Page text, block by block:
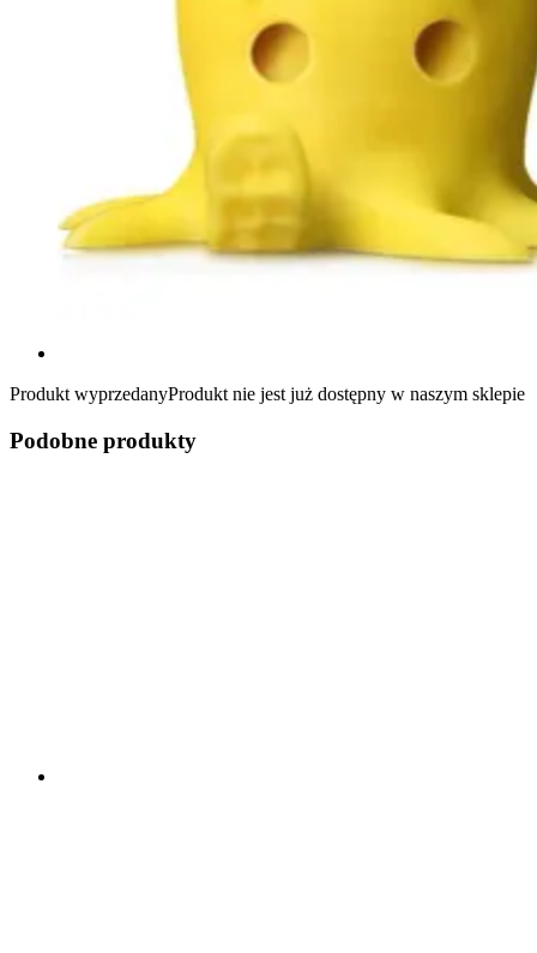
Produkt wyprzedanyProdukt nie jest już dostępny w naszym sklepie
Podobne produkty